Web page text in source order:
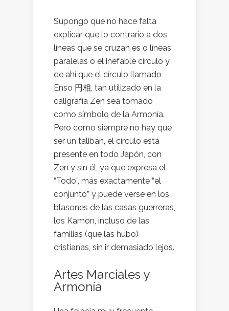
Supongo que no hace falta
explicar que lo contrario a dos
líneas que se cruzan es o líneas
paralelas o el inefable círculo y
de ahí que el círculo llamado
Enso 円相, tan utilizado en la
caligrafía Zen sea tomado
como símbolo de la Armonía.
Pero como siempre no hay que
ser un talibán, el círculo está
presente en todo Japón, con
Zen y sin él, ya que expresa el
“Todo”, más exactamente “el
conjunto” y puede verse en los
blasones de las casas guerreras,
los Kamon, incluso de las
familias (que las hubo)
cristianas, sin ir demasiado lejos.
Artes Marciales y
Armonía